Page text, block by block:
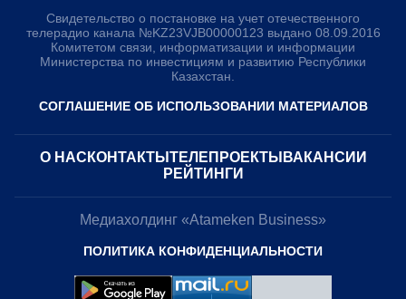
Свидетельство о постановке на учет отечественного
телерадио канала №KZ23VJB00000123 выдано 08.09.2016
Комитетом связи, информатизации и информации
Министерства по инвестициям и развитию Республики
Казахстан.
СОГЛАШЕНИЕ ОБ ИСПОЛЬЗОВАНИИ МАТЕРИАЛОВ
О НАС КОНТАКТЫ ТЕЛЕПРОЕКТЫ ВАКАНСИИ
РЕЙТИНГИ
Медиахолдинг «Atameken Business»
ПОЛИТИКА КОНФИДЕНЦИАЛЬНОСТИ